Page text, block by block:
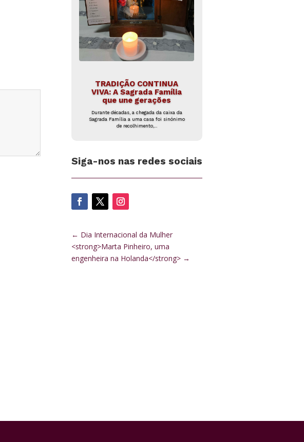
TRADIÇÃO CONTINUA
VIVA: A Sagrada Família
que une gerações
Durante décadas, a chegada da caixa da
Sagrada Família a uma casa foi sinónimo
de recolhimento,...
Siga-nos nas redes sociais
← Dia Internacional da Mulher
<strong>Marta Pinheiro, uma
engenheira na Holanda</strong>→